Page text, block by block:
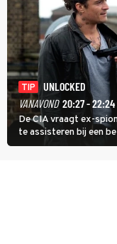
TIP
UNLOCKED
VANAVOND 20:27 - 22:24
De CIA vraagt ex-
te assisteren bij een
degene die haar